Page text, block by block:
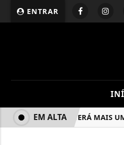
ENTRAR
BARUERI TERÁ MAIS UMA
EM ALTA